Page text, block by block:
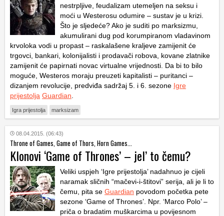
nestrpljive, feudalizam utemeljen na seksu i
moći u Westerosu odumire – sustav je u krizi.
Što je sljedeće? Ako je suditi po marksizmu,
akumulirani dug pod korumpiranom vladavinom
krvoloka vodi u propast – raskalašene kraljeve zamijenit će
trgovci, bankari, kolonijalisti i prodavači robova, kovane zlatnike
zamijenit će papirnati novac virtualne vrijednosti. Da bi to bilo
moguće, Westeros moraju preuzeti kapitalisti – puritanci –
dizanjem revolucije, predviđa sadržaj 5. i 6. sezone Igre
prijestolja Guardian
Igra prijestolja marksizam
08.04.2015. (06:43)
Throne of Games, Game of Thors, Horn Games...
Klonovi ‘Game of Thrones’ – jel’ to čemu?
Veliki uspjeh ‘Igre prijestolja’ nadahnuo je cijeli
naramak sličnih “mačevi-i-štitovi” serija, ali je li to
čemu, pita se Guardian povodom početka pete
sezone ‘Game of Thrones’. Npr. ‘Marco Polo’ –
priča o bradatim muškarcima u povijesnom